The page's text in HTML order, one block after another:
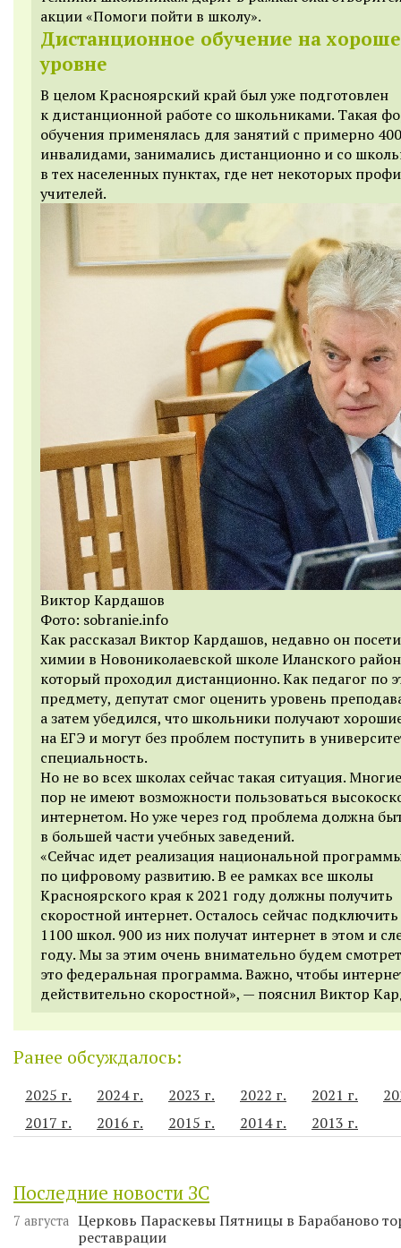
акции «Помоги пойти в школу».
Дистанционное обучение на
уровне
В целом Красноярский край был уже подготовлен
к дистанционной работе со школьниками. Такая
обучения применялась для занятий с примерно
инвалидами, занимались дистанционно и со
в тех населенных пунктах, где нет некоторых
учителей.
Виктор Кардашов
Фото: sobranie.info
Как рассказал Виктор Кардашов, недавно он
химии в Новониколаевской школе Иланского
который проходил дистанционно. Как педагог по
предмету, депутат смог оценить уровень
а затем убедился, что школьники получают
на ЕГЭ и могут без проблем поступить в
специальность.
Но не во всех школах сейчас такая ситуация.
пор не имеют возможности пользоваться
интернетом. Но уже через год проблема должна
в большей части учебных заведений.
«Сейчас идет реализация национальной
по цифровому развитию. В ее рамках все школы
Красноярского края к 2021 году должны получить
скоростной интернет. Осталось сейчас
1100 школ. 900 из них получат интернет в этом и
году. Мы за этим очень внимательно будем
это федеральная программа. Важно, чтобы
действительно скоростной», — пояснил Виктор
Ранее обсуждалось:
2025 г. 2024 г. 2023 г. 2022 г. 2021 г.
2017 г.
2016 г. 2015 г. 2014 г. 2013 г.
Последние новости ЗС
7 августа Церковь Параскевы Пятницы в Барабаново
реставрации